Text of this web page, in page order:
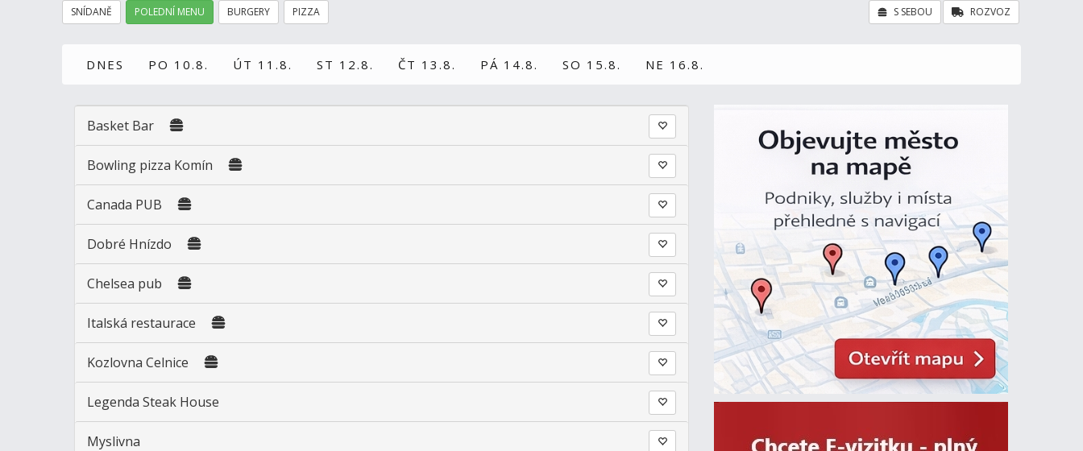
SNÍDANĚ POLEDNÍ MENU BURGERY PIZZA ROZVOZ
S SEBOU
DNES PO 10.8. ÚT 11.8. ST 12.8. ČT 13.8. PÁ 14.8. SO 15.8. NE 16.8.
Basket Bar
Bowling pizza Komín
Canada PUB
Dobré Hnízdo
Chelsea pub
Italská restaurace
Kozlovna Celnice
Legenda Steak House
Myslivna